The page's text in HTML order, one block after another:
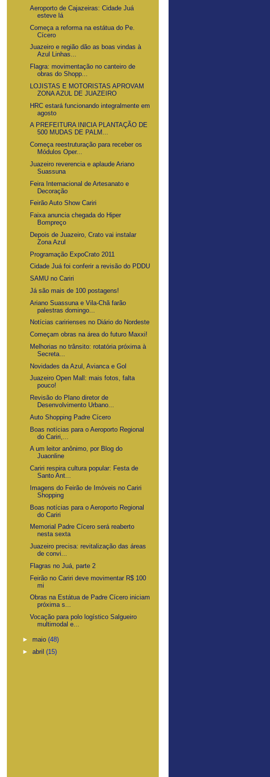
Aeroporto de Cajazeiras: Cidade Juá
esteve lá
Começa a reforma na estátua do Pe.
Cícero
Juazeiro e região dão as boas vindas à
Azul Linhas...
Flagra: movimentação no canteiro de
obras do Shopp...
LOJISTAS E MOTORISTAS APROVAM
ZONA AZUL DE JUAZEIRO
HRC estará funcionando integralmente em
agosto
A PREFEITURA INICIA PLANTAÇÃO DE
500 MUDAS DE PALM...
Começa reestruturação para receber os
Módulos Oper...
Juazeiro reverencia e aplaude Ariano
Suassuna
Feira Internacional de Artesanato e
Decoração
Feirão Auto Show Cariri
Faixa anuncia chegada do Hiper
Bompreço
Depois de Juazeiro, Crato vai instalar
Zona Azul
Programação ExpoCrato 2011
Cidade Juá foi conferir a revisão do PDDU
SAMU no Cariri
Já são mais de 100 postagens!
Ariano Suassuna e Vila-Chã farão
palestras domingo...
Notícias caririenses no Diário do Nordeste
Começam obras na área do futuro Maxxi!
Melhorias no trânsito: rotatória próxima à
Secreta...
Novidades da Azul, Avianca e Gol
Juazeiro Open Mall: mais fotos, falta
pouco!
Revisão do Plano diretor de
Desenvolvimento Urbano...
Auto Shopping Padre Cícero
Boas notícias para o Aeroporto Regional
do Cariri,...
A um leitor anônimo, por Blog do
Juaonline
Cariri respira cultura popular: Festa de
Santo Ant...
Imagens do Feirão de Imóveis no Cariri
Shopping
Boas notícias para o Aeroporto Regional
do Cariri
Memorial Padre Cícero será reaberto
nesta sexta
Juazeiro precisa: revitalização das áreas
de convi...
Flagras no Juá, parte 2
Feirão no Cariri deve movimentar R$ 100
mi
Obras na Estátua de Padre Cícero iniciam
próxima s...
Vocação para polo logístico Salgueiro
multimodal e...
► maio (48)
► abril (15)